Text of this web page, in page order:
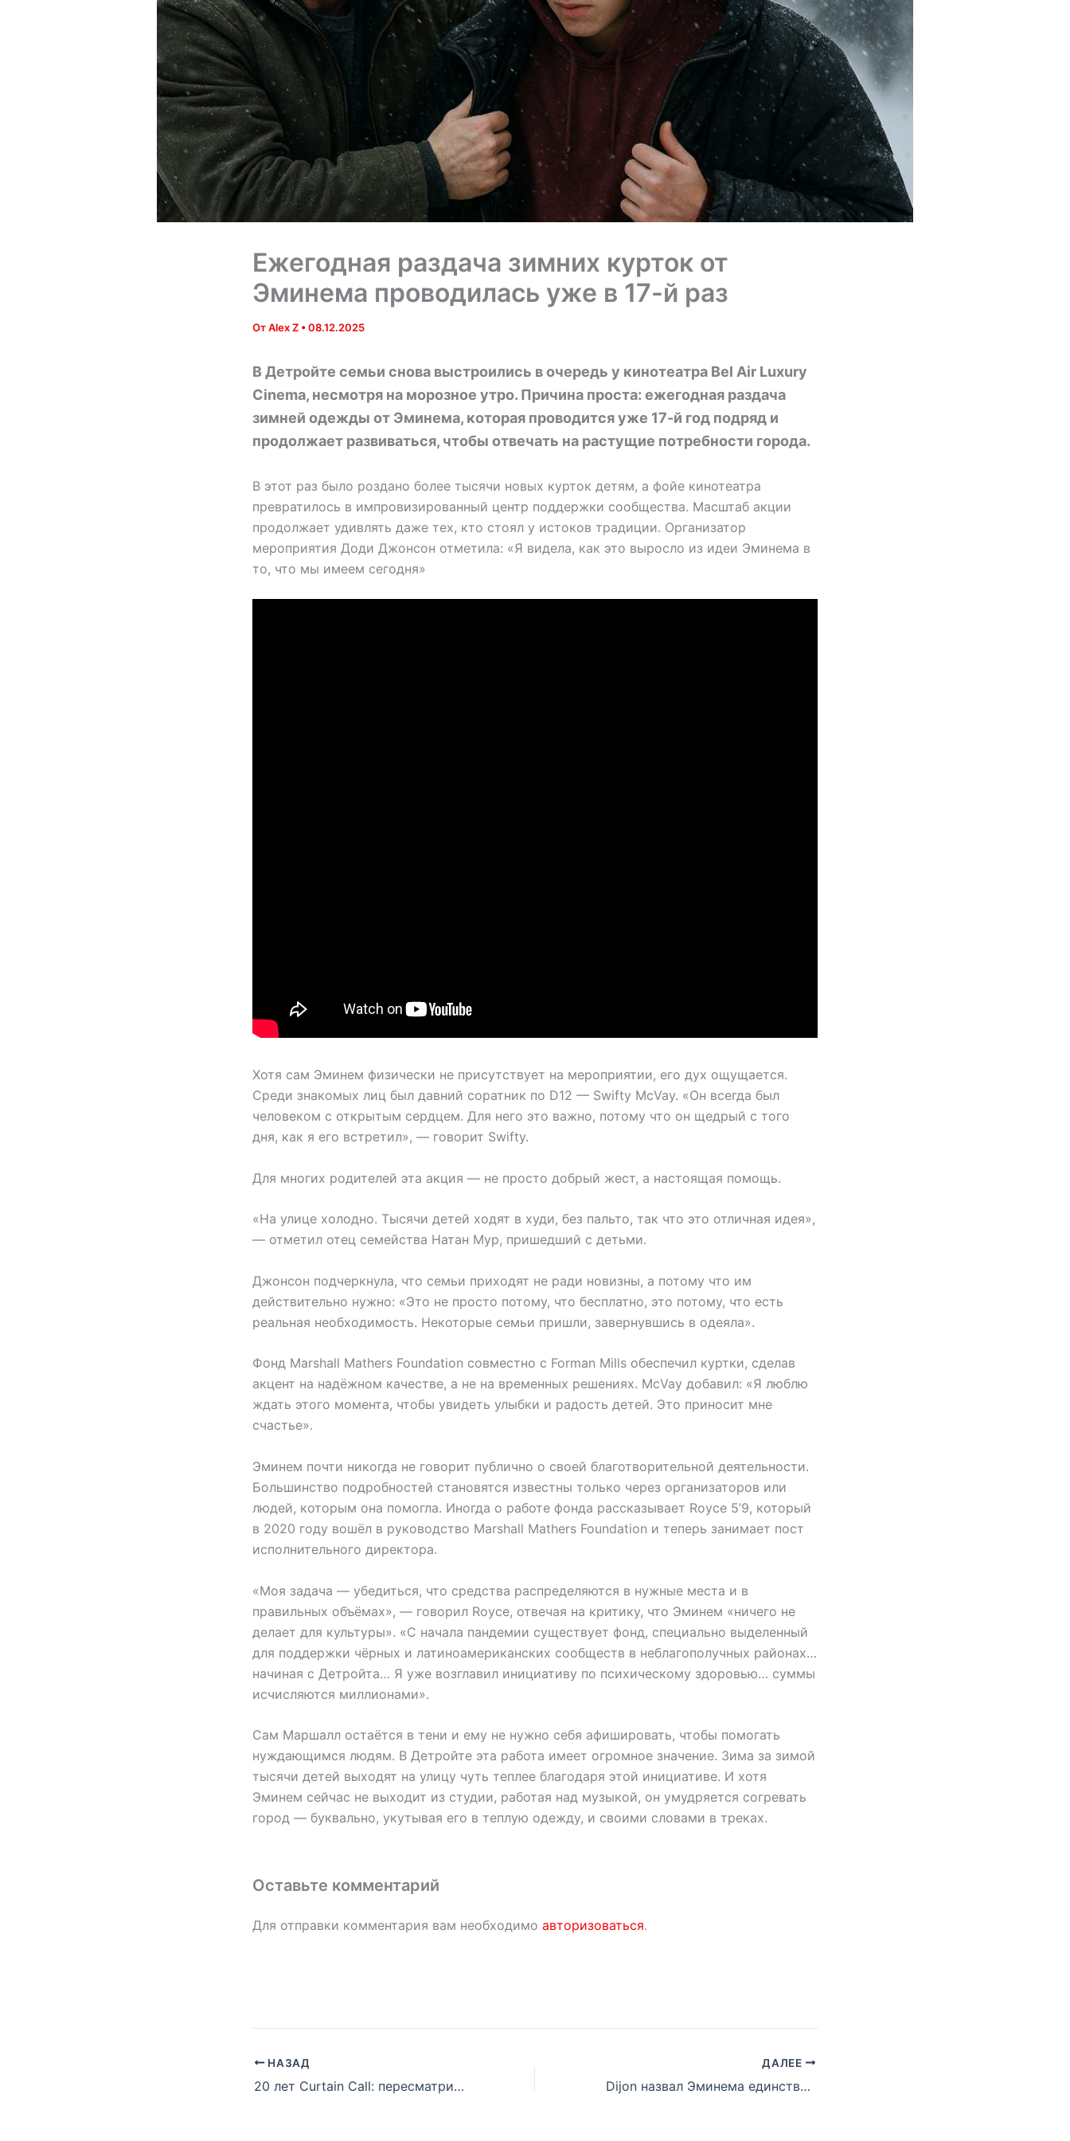
Ежегодная раздача зимних курток от
Эминема проводилась уже в 17-й раз
ОтAlex Z •08.12.2025
В Детройте семьи снова выстроились в очередь у кинотеатра Bel Air Luxury
Cinema, несмотря на морозное утро. Причина проста: ежегодная раздача
зимней одежды от Эминема, которая проводится уже 17-й год подряд и
продолжает развиваться, чтобы отвечать на растущие потребности города.
В этот раз было роздано более тысячи новых курток детям, а фойе кинотеатра
превратилось в импровизированный центр поддержки сообщества. Масштаб акции
продолжает удивлять даже тех, кто стоял у истоков традиции. Организатор
мероприятия Доди Джонсон отметила: «Я видела, как это выросло из идеи Эминема в
то, что мы имеем сегодня»
Хотя сам Эминем физически не присутствует на мероприятии, его дух ощущается.
Среди знакомых лиц был давний соратник по D12 — Swifty McVay. «Он всегда был
человеком с открытым сердцем. Для него это важно, потому что он щедрый с того
дня, как я его встретил», — говорит Swifty.
Для многих родителей эта акция — не просто добрый жест, а настоящая помощь.
«На улице холодно. Тысячи детей ходят в худи, без пальто, так что это отличная идея»,
— отметил отец семейства Натан Мур, пришедший с детьми.
Джонсон подчеркнула, что семьи приходят не ради новизны, а потому что им
действительно нужно: «Это не просто потому, что бесплатно, это потому, что есть
реальная необходимость. Некоторые семьи пришли, завернувшись в одеяла».
Фонд Marshall Mathers Foundation совместно с Forman Mills обеспечил куртки, сделав
акцент на надёжном качестве, а не на временных решениях. McVay добавил: «Я люблю
ждать этого момента, чтобы увидеть улыбки и радость детей. Это приносит мне
счастье».
Эминем почти никогда не говорит публично о своей благотворительной деятельности.
Большинство подробностей становятся известны только через организаторов или
людей, которым она помогла. Иногда о работе фонда рассказывает Royce 5’9, который
в 2020 году вошёл в руководство Marshall Mathers Foundation и теперь занимает пост
исполнительного директора.
«Моя задача — убедиться, что средства распределяются в нужные места и в
правильных объёмах», — говорил Royce, отвечая на критику, что Эминем «ничего не
делает для культуры». «С начала пандемии существует фонд, специально выделенный
для поддержки чёрных и латиноамериканских сообществ в неблагополучных районах…
начиная с Детройта… Я уже возглавил инициативу по психическому здоровью… суммы
исчисляются миллионами».
Сам Маршалл остаётся в тени и ему не нужно себя афишировать, чтобы помогать
нуждающимся людям. В Детройте эта работа имеет огромное значение. Зима за зимой
тысячи детей выходят на улицу чуть теплее благодаря этой инициативе. И хотя
Эминем сейчас не выходит из студии, работая над музыкой, он умудряется согревать
город — буквально, укутывая его в теплую одежду, и своими словами в треках.
Оставьте комментарий
Для отправки комментария вам необходимо авторизоваться.
НАЗАД
20 лет Curtain Call: пересматриваем сборник классических песен Эминема
ДАЛЕЕ
Dijon назвал Эминема единственным артистом, с которым мечтает записать совместный трек